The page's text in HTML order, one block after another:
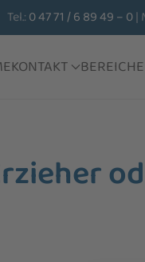
Tel.: 0 47 71 / 6 89 49 – 0|
KONTAKT BEREICHE